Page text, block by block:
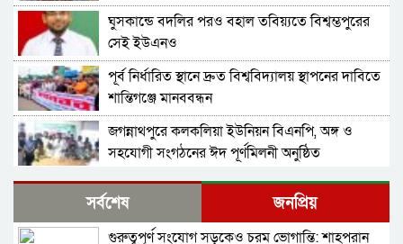
ঘুসকান্ডে বদলির পরও বহাল তবিয়্যতে বিশ্বম্ভপুরের
সেই ইউএনও
পূর্ব নির্ধারিত স্থানে দ্রুত বিশ্ববিদ্যালয় স্থাপনের দাবিতে
শান্তিগঞ্জে মানববন্ধন
জগন্নাথপুরে কলকলিয়া ইউনিয়ন বিএনপি, অঙ্গ ও
সহযোগী সংগঠনের ঈদ পূর্ণমিলনী অনুষ্ঠিত
বাংলাদেশ জামায়াতে ইসলামীর আমির ডা. শফিকুর
রহমান বলেছেন গণহত্যার বিচার করতে হবে
সর্বশেষ জনপ্রিয়
গুরুত্বপূর্ণ সংযোগ সড়কেও চরম ভোগান্তি: শাহপরান